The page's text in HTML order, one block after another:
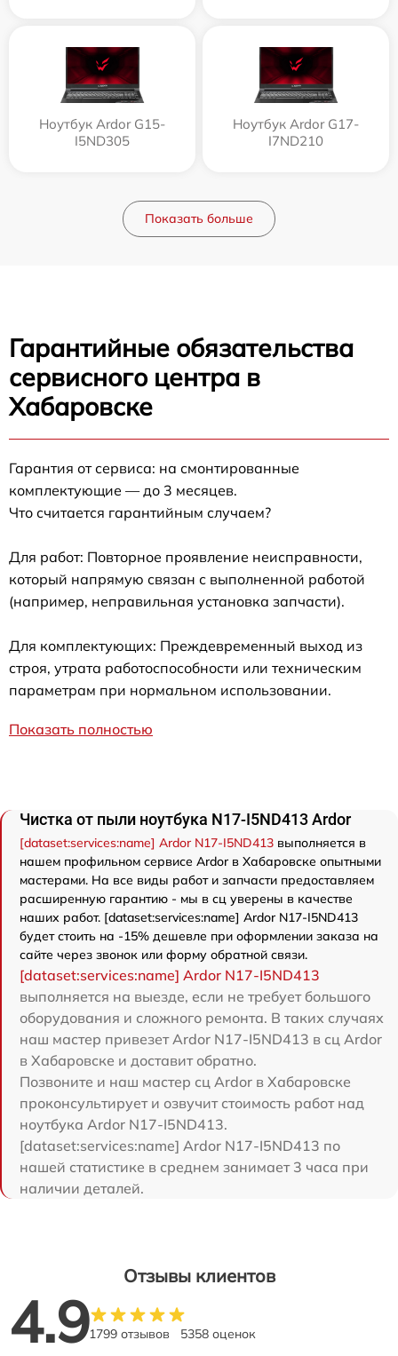
Ноутбук Ardor G15-
I5ND305
Ноутбук Ardor G17-
I7ND210
Показать больше
Гарантийные обязательства
сервисного центра в
Хабаровске
Гарантия от сервиса: на смонтированные
комплектующие — до 3 месяцев.
Что считается гарантийным случаем?
Для работ: Повторное проявление неисправности,
который напрямую связан с выполненной работой
(например, неправильная установка запчасти).
Для комплектующих: Преждевременный выход из
строя, утрата работоспособности или техническим
параметрам при нормальном использовании.
Показать полностью
Чистка от пыли ноутбука N17-I5ND413 Ardor
[dataset:services:name] Ardor N17-I5ND413 выполняется в
нашем профильном сервисе Ardor в Хабаровске опытными
мастерами. На все виды работ и запчасти предоставляем
расширенную гарантию - мы в сц уверены в качестве
наших работ. [dataset:services:name] Ardor N17-I5ND413
будет стоить на -15% дешевле при оформлении заказа на
сайте через звонок или форму обратной связи.
[dataset:services:name] Ardor N17-I5ND413
выполняется на выезде, если не требует большого
оборудования и сложного ремонта. В таких случаях
наш мастер привезет Ardor N17-I5ND413 в сц Ardor
в Хабаровске и доставит обратно.
Позвоните и наш мастер сц Ardor в Хабаровске
проконсультирует и озвучит стоимость работ над
ноутбука Ardor N17-I5ND413.
[dataset:services:name] Ardor N17-I5ND413 по
нашей статистике в среднем занимает 3 часа при
наличии деталей.
Отзывы клиентов
4.91799 отзывов 5358 оценок